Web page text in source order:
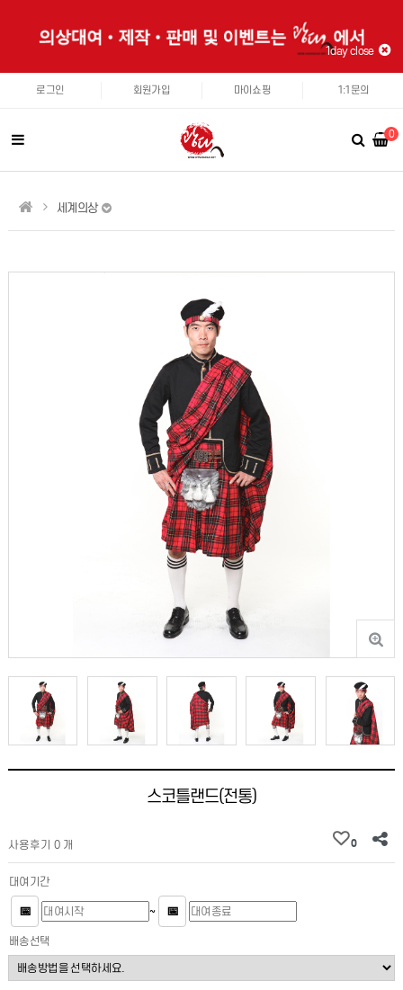
1day close
로그인 회원가입 마이쇼핑 1:1문의
0
세계의상
스코틀랜드(전통)
사용후기 0 개 0
대여기간
📅 ~ 📅
배송선택